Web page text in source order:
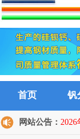
首页 钒
网站公告： 2026